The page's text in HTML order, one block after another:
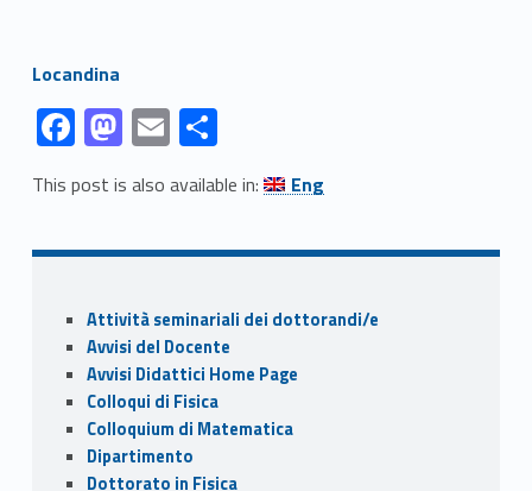
Link identifier #identifier__151355-2Locandina
Link identifier #identifier__194261-1
F
ac
e
b
o
k
Link identifier #identifier__52398-2 M
as
to
d
n
Link identifier #identifier__131203-3 E
m
ai
l
Link identifier #identifier__38555-4 C
o
n
di
di
This post is also available in: Link identifier #identifier__196469-5 Eng
Skip back to navigation
Sidebar
Attività seminariali dei dottorandi/e
Avvisi del Docente
Avvisi Didattici Home Page
Colloqui di Fisica
Colloquium di Matematica
Dipartimento
Dottorato in Fisica